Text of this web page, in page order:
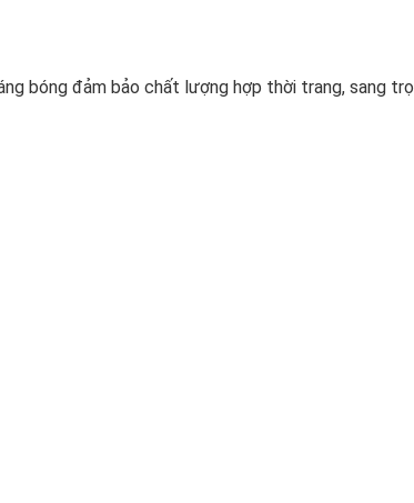
bóng đảm bảo chất lượng hợp thời trang, sang